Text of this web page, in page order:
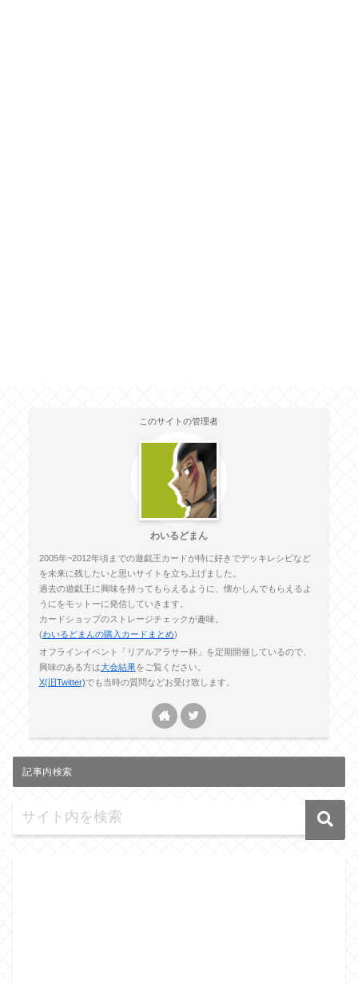
このサイトの管理者
わいるどまん
2005年~2012年頃までの遊戯王カードが特に好きでデッキレシピなど
を未来に残したいと思いサイトを立ち上げました。
過去の遊戯王に興味を持ってもらえるように、懐かしんでもらえるよ
うにをモットーに発信していきます。
カードショップのストレージチェックが趣味。
(わいるどまんの購入カードまとめ)
オフラインイベント「リアルアラサー杯」を定期開催しているので、
興味のある方は大会結果をご覧ください。
X(旧Twitter)でも当時の質問などお受け致します。
記事内検索